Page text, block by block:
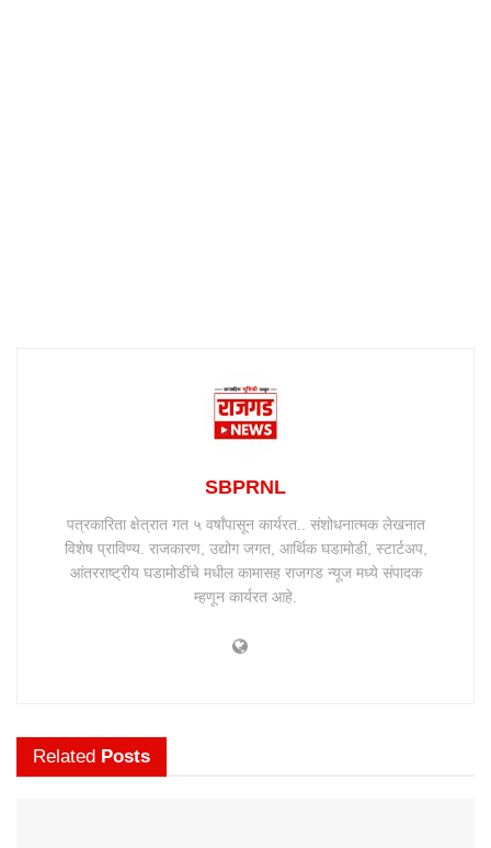
SBPRNL
पत्रकारिता क्षेत्रात गत ५ वर्षांपासून कार्यरत.. संशोधनात्मक लेखनात
विशेष प्राविण्य. राजकारण, उद्योग जगत, आर्थिक घडामोडी, स्टार्टअप,
आंतरराष्ट्रीय घडामोडींचे मधील कामासह राजगड न्यूज मध्ये संपादक
म्हणून कार्यरत आहे.
Related Posts